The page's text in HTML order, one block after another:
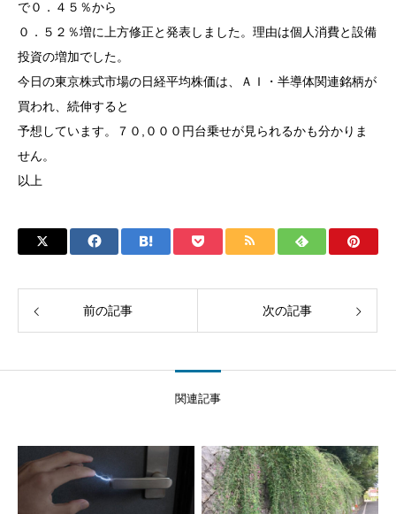
で０．４５％から
０．５２％増に上方修正と発表しました。理由は個人消費と設備
投資の増加でした。
今日の東京株式市場の日経平均株価は、ＡＩ・半導体関連銘柄が
買われ、続伸すると
予想しています。７０,０００円台乗せが見られるかも分かりま
せん。
以上
前の記事 次の記事
関連記事